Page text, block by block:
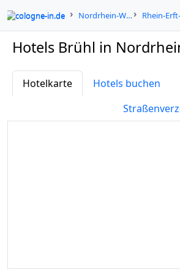
cologne-in.de Nordrhein-Westfalen
Hotels Brühl in
Hotelkarte
Hotels buchen